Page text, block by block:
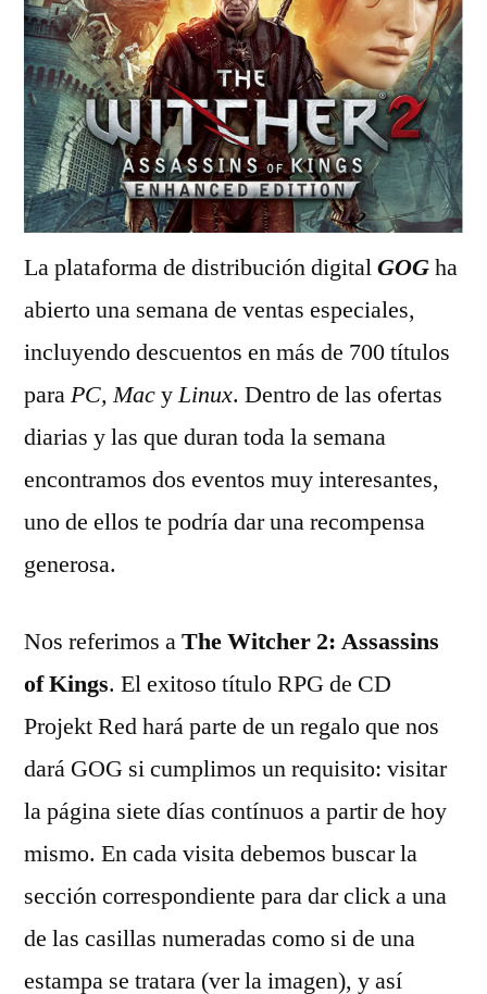
La plataforma de distribución digitalGOGha
abierto una semana de ventas especiales,
incluyendo descuentos en más de 700 títulos
paraPC, MacyLinux. Dentro de las ofertas
diarias y las que duran toda la semana
encontramos dos eventos muy interesantes,
uno de ellos te podría dar una recompensa
generosa.
Nos referimos aThe Witcher 2: Assassins
of Kings. El exitoso título RPG de CD
Projekt Red hará parte de un regalo que nos
dará GOG si cumplimos un requisito: visitar
la página siete días contínuos a partir de hoy
mismo. En cada visita debemos buscar la
sección correspondiente para dar click a una
de las casillas numeradas como si de una
estampa se tratara (ver la imagen), y así